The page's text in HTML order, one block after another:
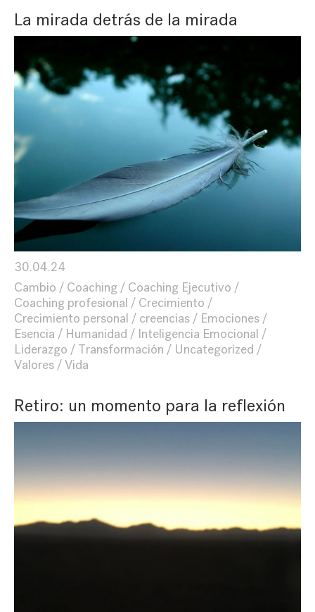
La mirada detrás de la mirada
30.04.24
Cambio
Coaching
Coaching Ejecutivo
Coaching profesional
Crecimiento
Crecimiento personal
creencias
Emociones
Esencia
Humanidad
Inteligencia Emocional
Liderazgo
Transformación
Uncategorized
Valores
Vida
Retiro: un momento para la reflexión